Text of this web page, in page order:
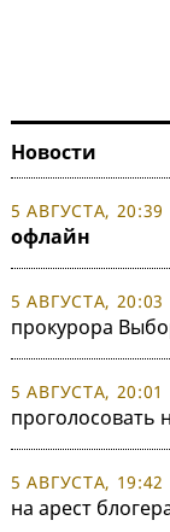
Новости
5 АВГУСТА, 20:39
офлайн
5 АВГУСТА, 20:03
прокурора
5 АВГУСТА, 20:01
проголосовать
5 АВГУСТА, 19:42
на арест